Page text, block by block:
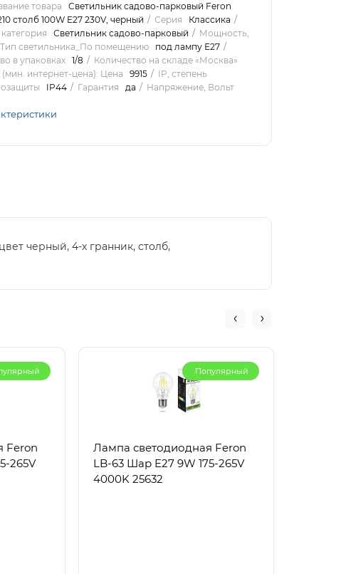
товара
Светильник садово-парковый Feron
столб 100W E27 230V, черный
Серия
Классика
Светильник садово-парковый
Мощность,
Тип светильника_По помещению
под лампу Е27
в упаковках
1/8
Количество на складе «Москва»
интернет-цена): Цена 9915
IP, степень
IP44 Гарантия да
Напряжение, Вольт
черный, 4-х гранник, столб,
Feron
265V
Популярный
Лампа светодиодная Feron
LB-63 Шар E27 9W 175-265V
4000K 25632